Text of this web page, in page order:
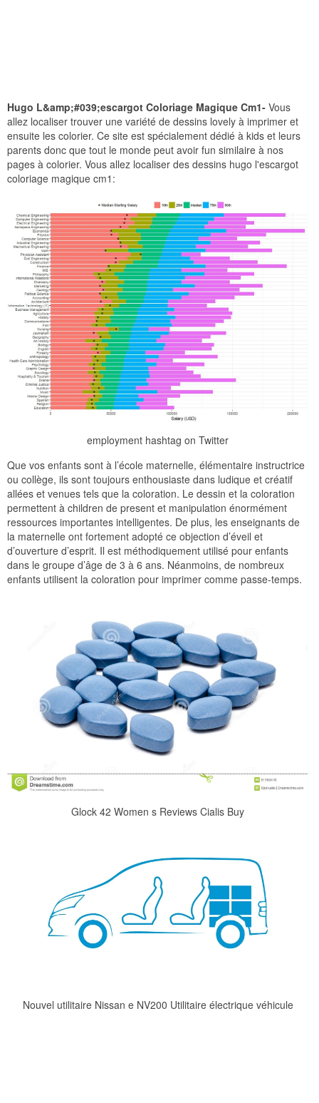
Hugo L&amp;#039;escargot Coloriage Magique Cm1- Vous
allez localiser trouver une variété de dessins lovely à imprimer et
ensuite les colorier. Ce site est spécialement dédié à kids et leurs
parents donc que tout le monde peut avoir fun similaire à nos
pages à colorier. Vous allez localiser des dessins hugo l'escargot
coloriage magique cm1:
employment hashtag on Twitter
Que vos enfants sont à l’école maternelle, élémentaire instructrice
ou collège, ils sont toujours enthousiaste dans ludique et créatif
allées et venues tels que la coloration. Le dessin et la coloration
permettent à children de present et manipulation énormément
ressources importantes intelligentes. De plus, les enseignants de
la maternelle ont fortement adopté ce objection d’éveil et
d’ouverture d’esprit. Il est méthodiquement utilisé pour enfants
dans le groupe d’âge de 3 à 6 ans. Néanmoins, de nombreux
enfants utilisent la coloration pour imprimer comme passe-temps.
Glock 42 Women s Reviews Cialis Buy
Nouvel utilitaire Nissan e NV200 Utilitaire électrique véhicule